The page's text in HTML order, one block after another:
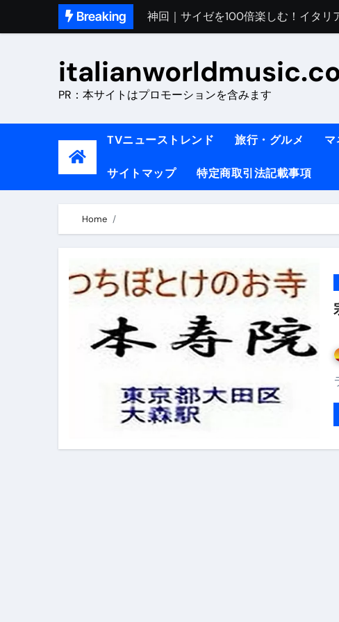
Breaking
初めてのイタリアで色気を出しすぎ
イタリア人シェフに教わった｜ズッキ
「イタリア旅行最高！いつか移住し
イタリアNo. 1肉料理【ポルケッタ】
ラビッド・ドッグズ （ブルーレイデ
TRUE COLORS （ブルーレイディスク）
TRUE COLORS
イタリア料理店【営業風景】週末ビ
笑む窓のある家 4K修復版 （ブルーレ
ゼダー/死霊の復活祭 （ブルーレイデ
死ぬまでに行きたい！【３つ星】ベ
PR：本サイトはプロモーションを含みます
TVニューストレンド 旅行・グルメ マ
サイトマップ 特定商取引法記載事項
Home